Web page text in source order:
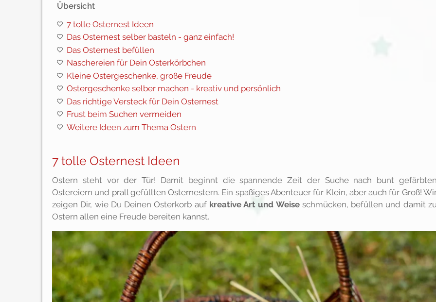
Übersicht
7 tolle Osternest Ideen
Das Osternest selber basteln - ganz einfach!
Das Osternest befüllen
Naschereien für Dein Osterkörbchen
Kleine Ostergeschenke, große Freude
Ostergeschenke selber machen - kreativ und persönlich
Das richtige Versteck für Dein Osternest
Frust beim Suchen vermeiden
Weitere Ideen zum Thema Ostern
7 tolle Osternest Ideen
Ostern steht vor der Tür! Damit beginnt die spannende Zeit der Suche nach bunt gefärbten
Ostereiern und prall gefüllten Osternestern. Ein spaßiges Abenteuer für Klein, aber auch für Groß!
zeigen Dir, wie Du Deinen Osterkorb auf kreative Art und Weiseschmücken, befüllen und damit
Ostern allen eine Freude bereiten kannst.